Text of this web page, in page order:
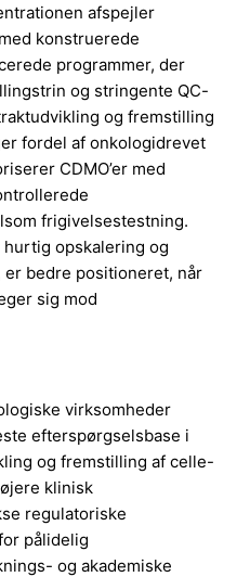
afspejler
konstruerede
programmer, der
og stringente QC-
og fremstilling
fordel af onkologidrevet
CDMO’er med
frigivelsestestning.
hurtig opskalering og
bedre positioneret, når
sig mod
virksomheder
efterspørgselsbase i
og fremstilling af celle-
klinisk
regulatoriske
pålidelig
og akademiske